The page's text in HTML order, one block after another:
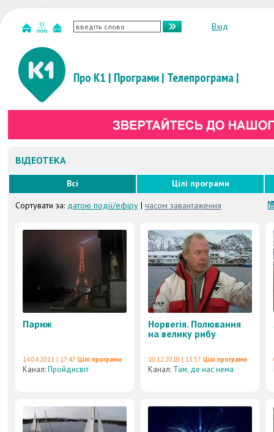
Вхід
Про К1 | Програми| Телепрограма|
ВІДЕОТЕКА
Всі
Цілі програми
Сортувати за: датою події/ефіру | часом завантаження
Париж
14.04.2011 | 17:47 Цілі програми
Канал:Пройдисвіт
Норвегія. Полювання
на велику рибу
10.12.2010 | 13:57 Цілі програми
Канал: Там, де нас нема